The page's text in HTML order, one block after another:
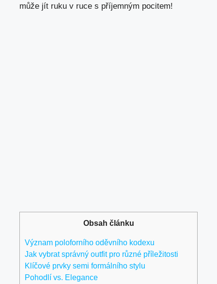
může jít ruku v ruce s příjemným pocitem!
Obsah článku
Význam poloforního oděvního kodexu
Jak vybrat správný outfit pro různé příležitosti
Klíčové prvky semi formálního stylu
Pohodlí vs. Elegance